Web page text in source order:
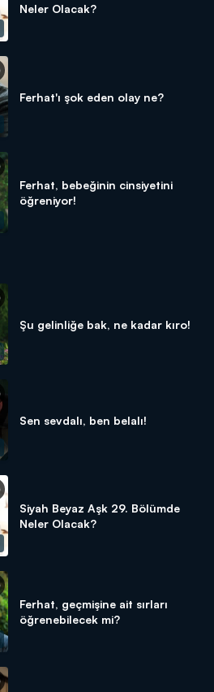
Neler Olacak?
Ferhat'ı şok eden olay ne?
Ferhat, bebeğinin cinsiyetini
öğreniyor!
Şu gelinliğe bak, ne kadar kıro!
Sen sevdalı, ben belalı!
Siyah Beyaz Aşk 29. Bölümde
Neler Olacak?
Ferhat, geçmişine ait sırları
öğrenebilecek mi?